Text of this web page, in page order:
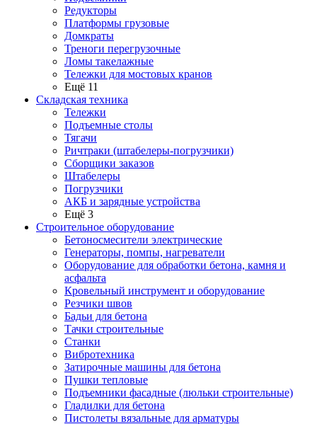
Редукторы
Платформы грузовые
Домкраты
Треноги перегрузочные
Ломы такелажные
Тележки для мостовых кранов
Ещё 11
Складская техника
Тележки
Подъемные столы
Тягачи
Ричтраки (штабелеры-погрузчики)
Сборщики заказов
Штабелеры
Погрузчики
АКБ и зарядные устройства
Ещё 3
Строительное оборудование
Бетоносмесители электрические
Генераторы, помпы, нагреватели
Оборудование для обработки бетона, камня и
асфальта
Кровельный инструмент и оборудование
Резчики швов
Бадьи для бетона
Тачки строительные
Станки
Вибротехника
Затирочные машины для бетона
Пушки тепловые
Подъемники фасадные (люльки строительные)
Гладилки для бетона
Пистолеты вязальные для арматуры